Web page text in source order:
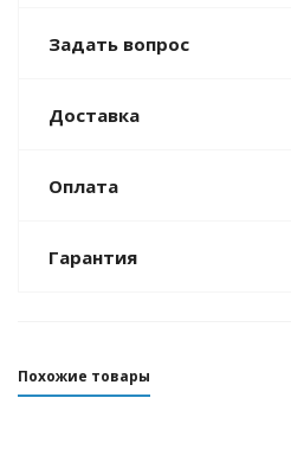
Задать вопрос
Доставка
Оплата
Гарантия
Похожие товары